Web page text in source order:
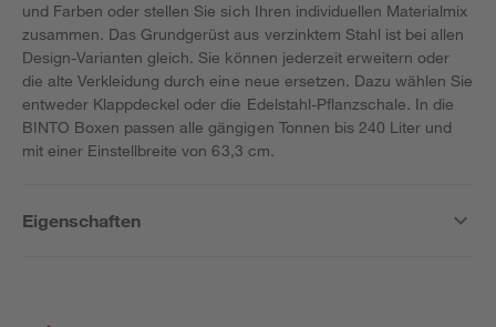
und Farben oder stellen Sie sich Ihren individuellen Materialmix
zusammen. Das Grundgerüst aus verzinktem Stahl ist bei allen
Design-Varianten gleich. Sie können jederzeit erweitern oder
die alte Verkleidung durch eine neue ersetzen. Dazu wählen Sie
entweder Klappdeckel oder die Edelstahl-Pflanzschale. In die
BINTO Boxen passen alle gängigen Tonnen bis 240 Liter und
mit einer Einstellbreite von 63,3 cm.
Eigenschaften